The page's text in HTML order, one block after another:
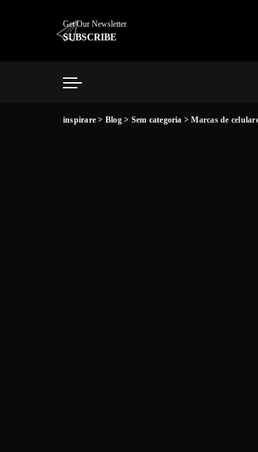
Get Our Newsletter
SUBSCRIBE
inspirare > Blog> Sem categoria >Marcas de